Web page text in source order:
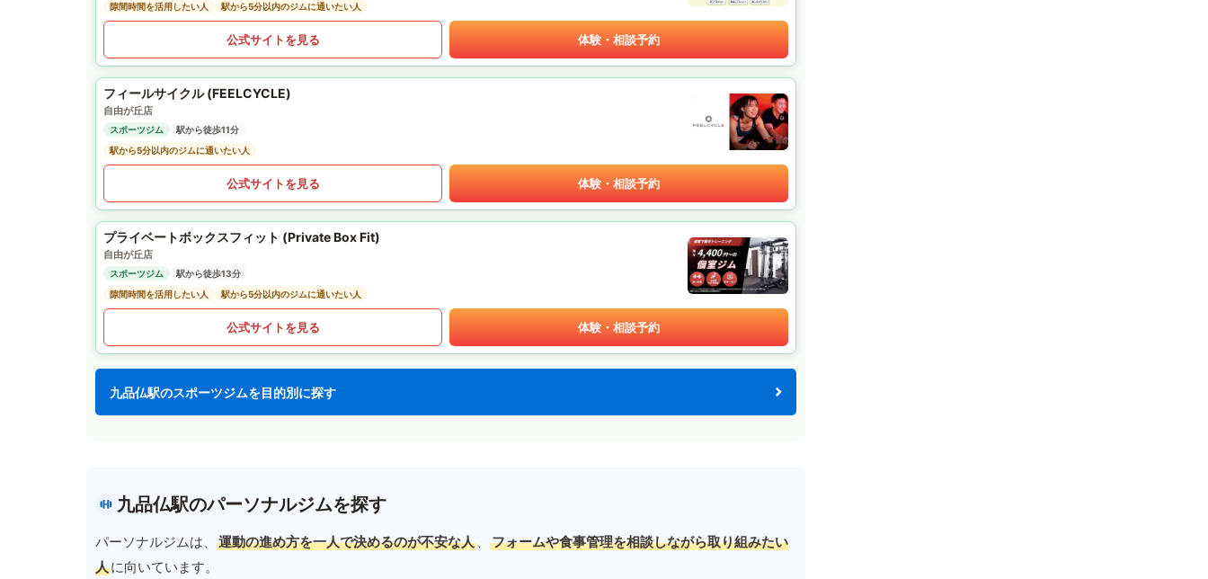
隙間時間を活用したい人
駅から5分以内のジムに通いたい人
公式サイトを見る 体験・相談予約
フィールサイクル (FEELCYCLE)
自由が丘店
スポーツジム
駅から徒歩11分
駅から5分以内のジムに通いたい人
公式サイトを見る 体験・相談予約
プライベートボックスフィット (Private Box Fit)
自由が丘店
スポーツジム
駅から徒歩13分
隙間時間を活用したい人
駅から5分以内のジムに通いたい人
公式サイトを見る 体験・相談予約
九品仏駅のスポーツジムを目的別に探す
九品仏駅のパーソナルジムを探す
パーソナルジムは、 運動の進め方を一人で決めるのが不安な人 、
フォームや食事管理を相談しながら取り組みたい
人に向いています。